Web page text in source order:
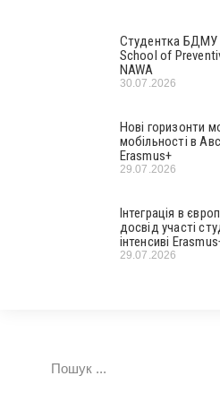
Студентка БДМУ
School of
NAWA
30.07.2026
Нові горизонти
мобільності в
Erasmus+
29.07.2026
Інтеграція в
досвід участі
інтенсиві
29.07.2026